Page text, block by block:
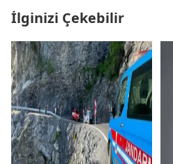
İlginizi Çekebilir